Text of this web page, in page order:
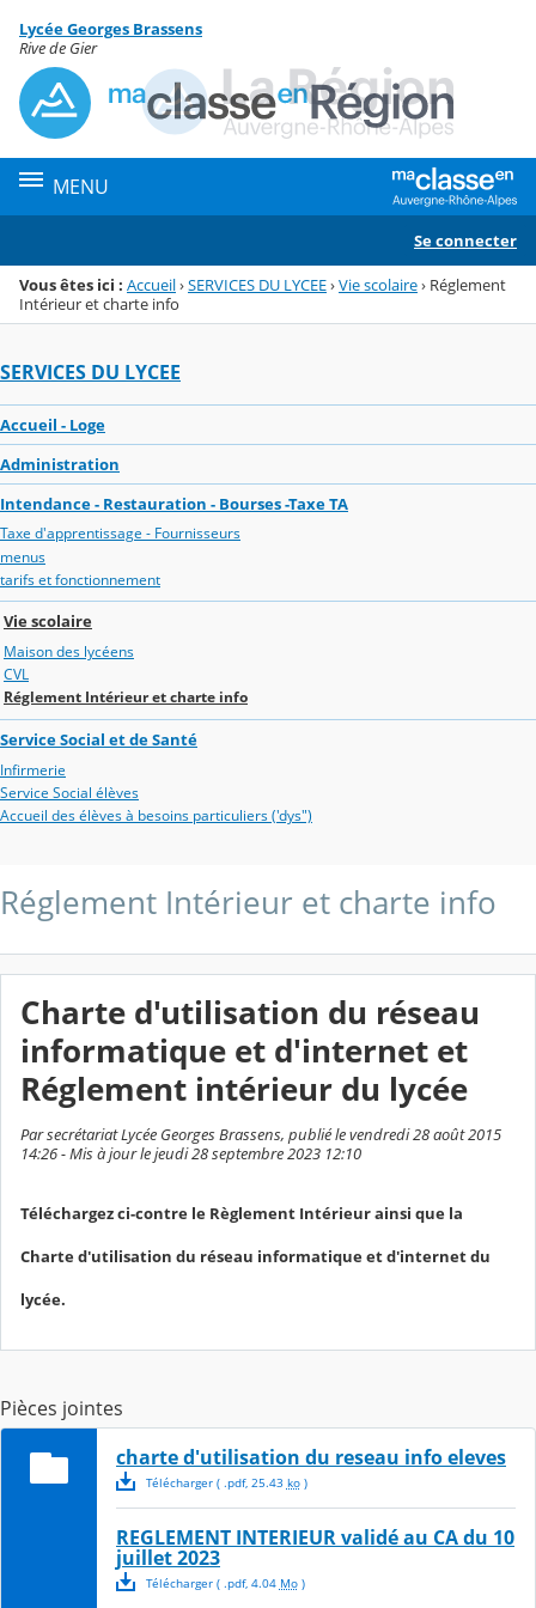
Menu de la rubrique
Contenu
Lycée Georges Brassens
Rive de Gier
MENU
Se connecter
Vous êtes ici : Accueil›SERVICES DU LYCEE›Vie scolaire› Réglement
Intérieur et charte info
SERVICES DU LYCEE
Accueil - Loge
Administration
Intendance - Restauration - Bourses -Taxe TA
Taxe d'apprentissage - Fournisseurs
menus
tarifs et fonctionnement
Vie scolaire
Maison des lycéens
CVL
Réglement Intérieur et charte info
Service Social et de Santé
Infirmerie
Service Social élèves
Accueil des élèves à besoins particuliers ('dys")
Réglement Intérieur et charte info
Charte d'utilisation du réseau
informatique et d'internet et
Réglement intérieur du lycée
Par secrétariat Lycée Georges Brassens, publié le vendredi 28 août 2015
14:26 - Mis à jour le jeudi 28 septembre 2023 12:10
Téléchargez ci-contre le Règlement Intérieur ainsi que la
Charte d'utilisation du réseau informatique et d'internet du
lycée.
Pièces jointes
charte d'utilisation du reseau info eleves
Télécharger( .pdf, 25.43 ko)
REGLEMENT INTERIEUR validé au CA du 10
juillet 2023
Télécharger( .pdf, 4.04 Mo)